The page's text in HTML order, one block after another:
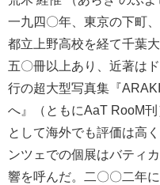
一九四〇年、東京の下町
都立上野高校を経て千葉
五〇冊以上あり、近著は
行の超大型写真集『
へ』（ともにAaT RooM
として海外でも評価は高
ンツェでの個展はバティ
響を呼んだ。二〇〇二年